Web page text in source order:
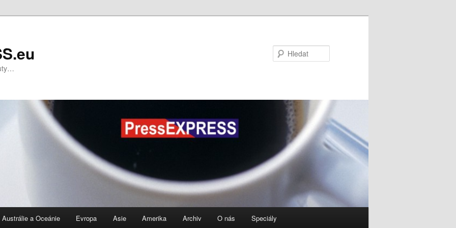
Austrálie a Oceánie Evropa Asie Amerika Archiv O nás Speciály